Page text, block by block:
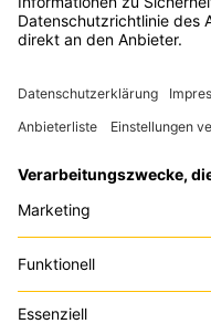
Kontakt
Digital Bash by
OnlineMarketing.de
Ludwig-Erhard-
20459 Hamburg
info@digitalbash.de
040 - 22 85 34 092